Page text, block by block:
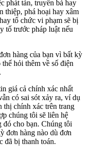
phát tán, truyền bá hay
thiệp, phá hoại hay xâm
tổ chức vi phạm sẽ bị
tố trước pháp luật nếu
hàng của bạn vì bất kỳ
hỏi thêm về số điện
giá cả chính xác nhất
có sai sót xảy ra, ví dụ
thị chính xác trên trang
chúng tôi sẽ liên hệ
đó cho bạn. Chúng tôi
đơn hàng nào dù đơn
đã bị thanh toán.